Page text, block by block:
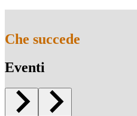
Che succede
Eventi